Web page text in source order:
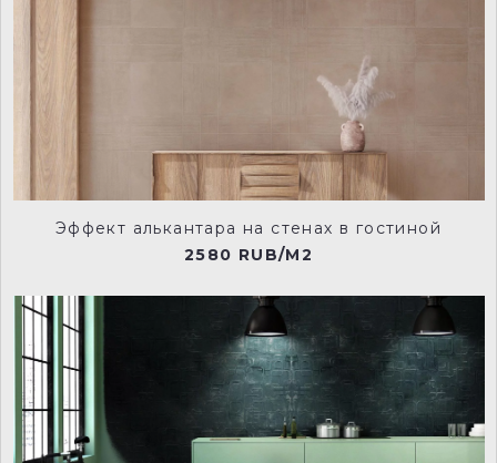
Эффект алькантара на стенах в гостиной
2580 RUB/M2